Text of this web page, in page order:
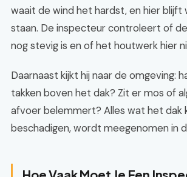
waait de wind het hardst, en hier blijft
staan. De inspecteur controleert of
nog stevig is en of het houtwerk hier
Daarnaast kijkt hij naar de omgeving:
takken boven het dak? Zit er mos of
afvoer belemmert? Alles wat het dak
beschadigen, wordt meegenomen in